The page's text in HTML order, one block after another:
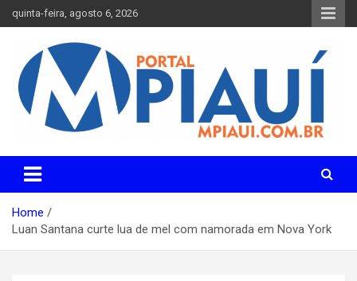
to
quinta-feira, agosto 6, 2026
Portal MPiauí
Parnaíba
Home
Luan Santana curte lua de mel com namorada em Nova York